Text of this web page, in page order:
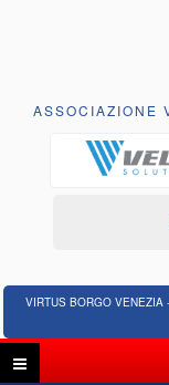
ASSOCIAZIONE
VIRTUS BORGO VENEZIA